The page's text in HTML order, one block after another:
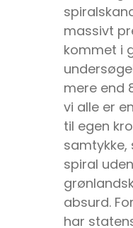
massivt
kommet i
mere end
vi alle er
til egen
spiral
absurd.
har